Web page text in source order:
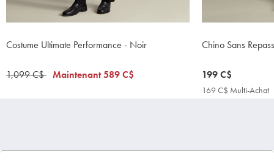
Costume Ultimate Performance - Noir
was
1,099 C$ now
Maintenant589 C$
Chino Sans
now
199
199 C$
169 C$ Multi-Achat